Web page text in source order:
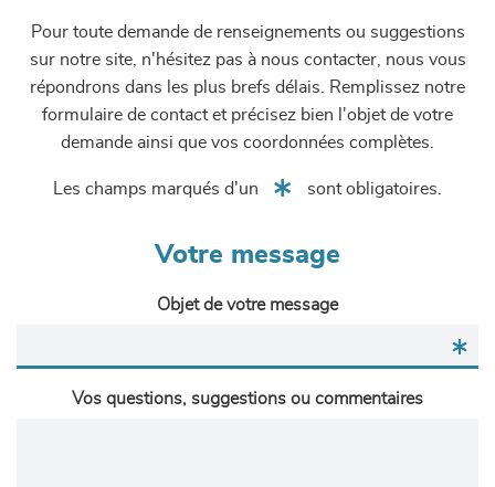
Pour toute demande de renseignements ou suggestions
sur notre site, n'hésitez pas à nous contacter, nous vous
répondrons dans les plus brefs délais. Remplissez notre
formulaire de contact et précisez bien l'objet de votre
demande ainsi que vos coordonnées complètes.
Les champs marqués d'un sont obligatoires.
Votre message
Objet de votre message
Vos questions, suggestions ou commentaires